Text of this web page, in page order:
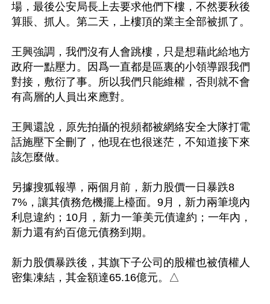
場，最後公安局長上去要求他們下樓，不然要秋後
算賬、抓人。第二天，上樓頂的業主全部被抓了。
王興強調，我們沒有人會跳樓，只是想藉此給地方
政府一點壓力。因爲一直都是區裏的小領導跟我們
對接，敷衍了事。所以我們只能維權，否則就不會
有高層的人員出來應對。
王興還說，原先拍攝的視頻都被網絡安全大隊打電
話施壓下全刪了，他現在也很迷茫，不知道接下來
該怎麼做。
另據搜狐報導，兩個月前，新力股價一日暴跌8
7%，讓其債務危機擺上檯面。9月，新力兩筆境內
利息違約；10月，新力一筆美元債違約；一年內，
新力還有約百億元債務到期。
新力股價暴跌後，其旗下子公司的股權也被債權人